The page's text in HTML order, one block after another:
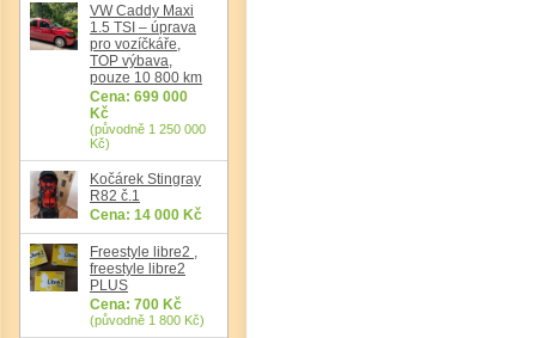
VW Caddy Maxi
1.5 TSI – úprava
pro vozíčkáře,
TOP výbava,
pouze 10 800 km
Cena: 699 000
Kč
(původně 1 250 000
Kč)
Kočárek Stingray
R82 č.1
Cena: 14 000 Kč
Freestyle libre2 ,
freestyle libre2
PLUS
Cena: 700 Kč
(původně 1 800 Kč)